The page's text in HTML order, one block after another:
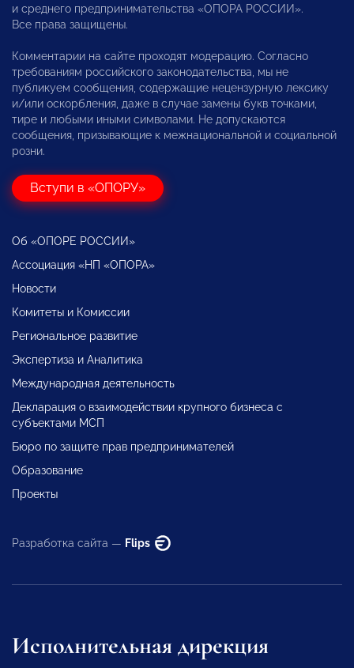
и среднего предпринимательства «ОПОРА РОССИИ».
Все права защищены.
Комментарии на сайте проходят модерацию. Согласно
требованиям российского законодательства, мы не
публикуем сообщения, содержащие нецензурную лексику
и/или оскорбления, даже в случае замены букв точками,
тире и любыми иными символами. Не допускаются
сообщения, призывающие к межнациональной и социальной
розни.
Вступи в «ОПОРУ»
Об «ОПОРЕ РОССИИ»
Ассоциация «НП «ОПОРА»
Новости
Комитеты и Комиссии
Региональное развитие
Экспертиза и Аналитика
Международная деятельность
Декларация о взаимодействии крупного бизнеса с
субъектами МСП
Бюро по защите прав предпринимателей
Образование
Проекты
Разработка сайта — Flips
Исполнительная дирекция